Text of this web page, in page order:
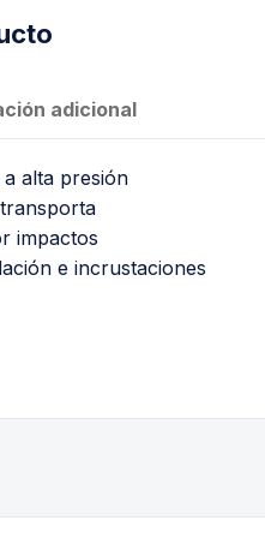
adicional
alta presión
impactos
e incrustaciones